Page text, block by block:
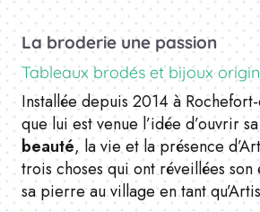
La broderie une passion
Tableaux brodés et bijoux
Installée depuis 2014 à
que lui est venue l’idée d’ouvrir
beauté, la vie et la présence
trois choses qui ont réveillées
sa pierre au village en tant